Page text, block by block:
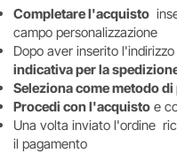
Completare l'acquisto
campo personalizzazione
Dopo aver inserito
indicativa per la
Seleziona come metodo
Procedi con l'acquisto e
Una volta inviato l'ordine
il pagamento